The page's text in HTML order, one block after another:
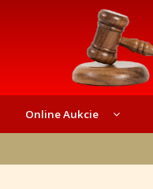
Online Aukcie